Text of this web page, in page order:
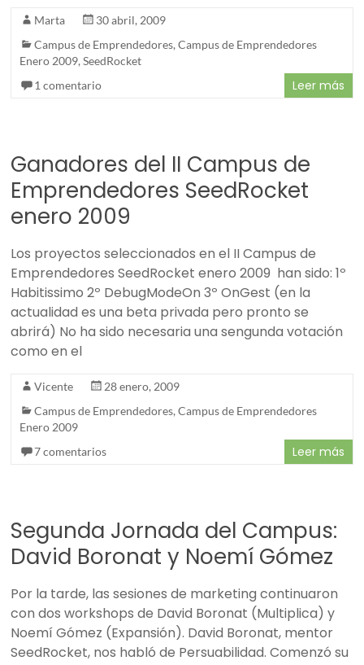
Marta
30 abril, 2009
Campus de Emprendedores,Campus de Emprendedores
Enero 2009,SeedRocket
1 comentario
Leer más
Ganadores del II Campus de
Emprendedores SeedRocket
enero 2009
Los proyectos seleccionados en el II Campus de
Emprendedores SeedRocket enero 2009 han sido: 1º
Habitissimo 2º DebugModeOn 3º OnGest (en la
actualidad es una beta privada pero pronto se
abrirá) No ha sido necesaria una sengunda votación
como en el
Vicente
28 enero, 2009
Campus de Emprendedores,Campus de Emprendedores
Enero 2009
7 comentarios
Leer más
Segunda Jornada del Campus:
David Boronat y Noemí Gómez
Por la tarde, las sesiones de marketing continuaron
con dos workshops de David Boronat (Multiplica) y
Noemí Gómez (Expansión). David Boronat, mentor
SeedRocket, nos habló de Persuabilidad. Comenzó su